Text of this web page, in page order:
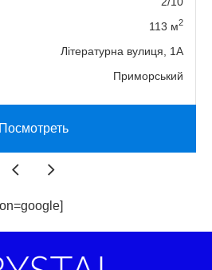
113 м2
Літературна вулиця, 1А
Приморський
Посмотреть